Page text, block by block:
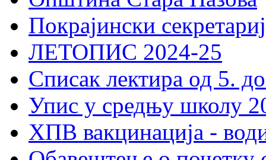
Покрајински
ЛЕТОПИС 2024-25
Списак лектира од 5.
Упис у средњу школу
ХПВ вакцинација -